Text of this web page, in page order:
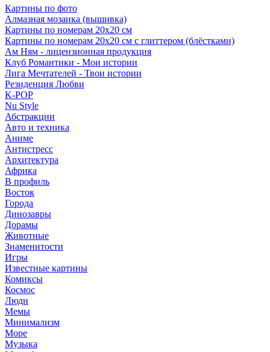
Картины по фото
Алмазная мозаика (вышивка)
Картины по номерам 20х20 см
Картины по номерам 20х20 см с глиттером (блёстками)
Ам Ням - лицензионная продукция
Клуб Романтики - Мои истории
Лига Мечтателей - Твои истории
Резиденция Любви
K-POP
Nu Style
Абстракции
Авто и техника
Аниме
Антистресс
Архитектура
Африка
В профиль
Восток
Города
Динозавры
Дорамы
Животные
Знаменитости
Игры
Известные картины
Комиксы
Космос
Люди
Мемы
Минимализм
Море
Музыка